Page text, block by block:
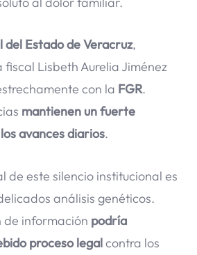
del Estado de Veracruz,
Lisbeth Aurelia Jiménez
con la FGR.
mantienen un fuerte
avances diarios.
de este silencio institucional es
análisis genéticos.
de información podría
proceso legalcontra los